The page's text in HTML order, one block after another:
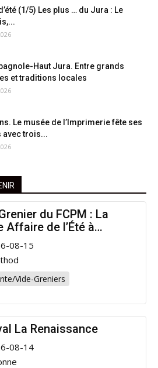
(1/5) Les plus … du Jura : Le
Haut Jura. Entre grands
et traditions locales
Le musée de l’Imprimerie fête ses
avec trois...
du FCPM : La
Affaire de l’Été à
!
08-15
Vide-Greniers
La Renaissance
08-14